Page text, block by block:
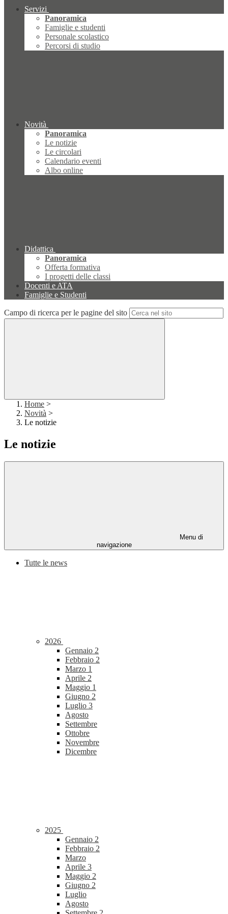
Servizi
Panoramica
Famiglie e studenti
Personale scolastico
Percorsi di studio
Novità
Panoramica
Le notizie
Le circolari
Calendario eventi
Albo online
Didattica
Panoramica
Offerta formativa
I progetti delle classi
Docenti e ATA
Famiglie e Studenti
Campo di ricerca per le pagine del sito
Home >
Novità >
Le notizie
Le notizie
Menu di
navigazione
Tutte le news
2026
Gennaio 2
Febbraio 2
Marzo 1
Aprile 2
Maggio 1
Giugno 2
Luglio 3
Agosto
Settembre
Ottobre
Novembre
Dicembre
2025
Gennaio 2
Febbraio 2
Marzo
Aprile 3
Maggio 2
Giugno 2
Luglio
Agosto